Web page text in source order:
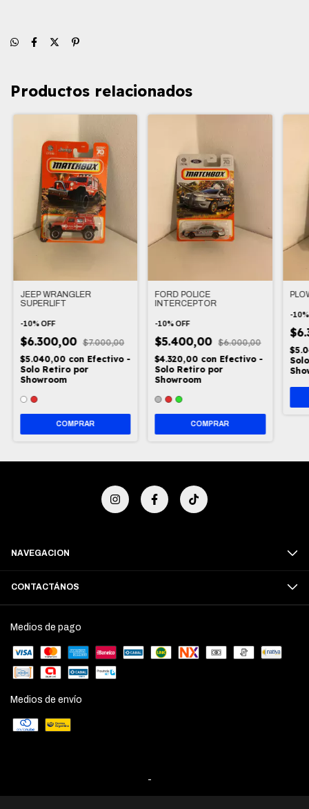
Productos relacionados
JEEP WRANGLER
SUPERLIFT
-10%OFF
$6.300,00 $7.000,00
$5.040,00 con Efectivo -
Solo Retiro por
Showroom
COMPRAR
FORD POLICE
INTERCEPTOR
-10%OFF
$5.400,00 $6.000,00
$4.320,00 con Efectivo -
Solo Retiro por
Showroom
COMPRAR
-10
NAVEGACION
CONTACTÁNOS
Medios de pago
Medios de envío
-